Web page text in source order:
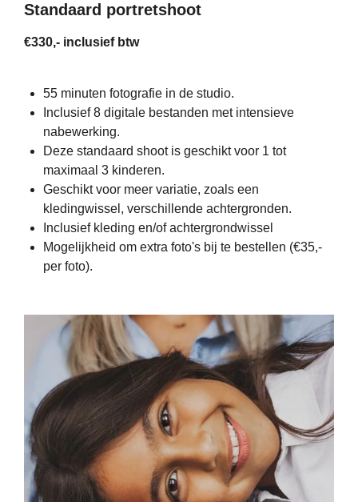
Standaard portretshoot
€330,- inclusief btw
55 minuten fotografie in de studio.
Inclusief 8 digitale bestanden met intensieve
nabewerking.
Deze standaard shoot is geschikt voor 1 tot
maximaal 3 kinderen.
Geschikt voor meer variatie, zoals een
kledingwissel, verschillende achtergronden.
Inclusief kleding en/of achtergrondwissel
Mogelijkheid om extra foto's bij te bestellen (€35,-
per foto).